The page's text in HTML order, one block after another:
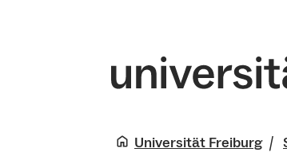
Universität Freiburg